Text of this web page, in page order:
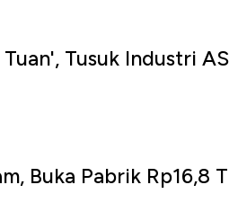
Tusuk Industri AS
Buka Pabrik Rp16,8 T